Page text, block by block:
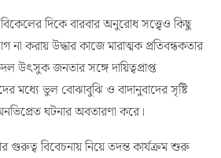
দিকে বারবার অনুরোধ সত্ত্বেও কিছু
করায় উদ্ধার কাজে মারাত্মক প্রতিবন্ধকতার
উৎসুক জনতার সঙ্গে দায়িত্বপ্রাপ্ত
মধ্যে ভুল বোঝাবুঝি ও বাদানুবাদের সৃষ্টি
ঘটনার অবতারণা করে।
গুরুত্ব বিবেচনায় নিয়ে তদন্ত কার্যক্রম শুরু